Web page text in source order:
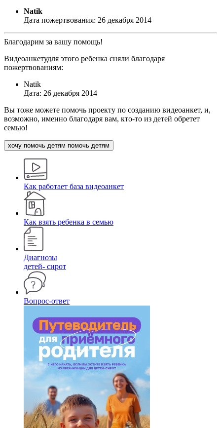
Natik
Дата пожертвования: 26 декабря 2014
Благодарим за вашу помощь!
Видеоанкетудля этого ребенка сняли благодаря
пожертвованиям:
Natik
Дата: 26 декабря 2014
Вы тоже можете помочь проекту по созданию видеоанкет, и,
возможно, именно благодаря вам, кто-то из детей обретет
семью!
хочу помочь детям помочь детям
Как работает база видеоанкет
Как взять ребенка в семью
Диагнозы
детей- сирот
Вопрос-ответ